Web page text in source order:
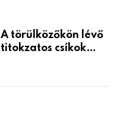
A törülközőkön lévő
titokzatos csíkok